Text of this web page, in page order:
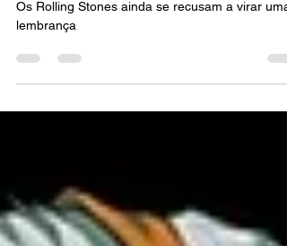
os Rolling Stones continuam
na própria lenda